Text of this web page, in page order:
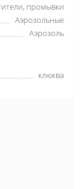
промывки
Аэрозольные
Аэрозоль
клюква